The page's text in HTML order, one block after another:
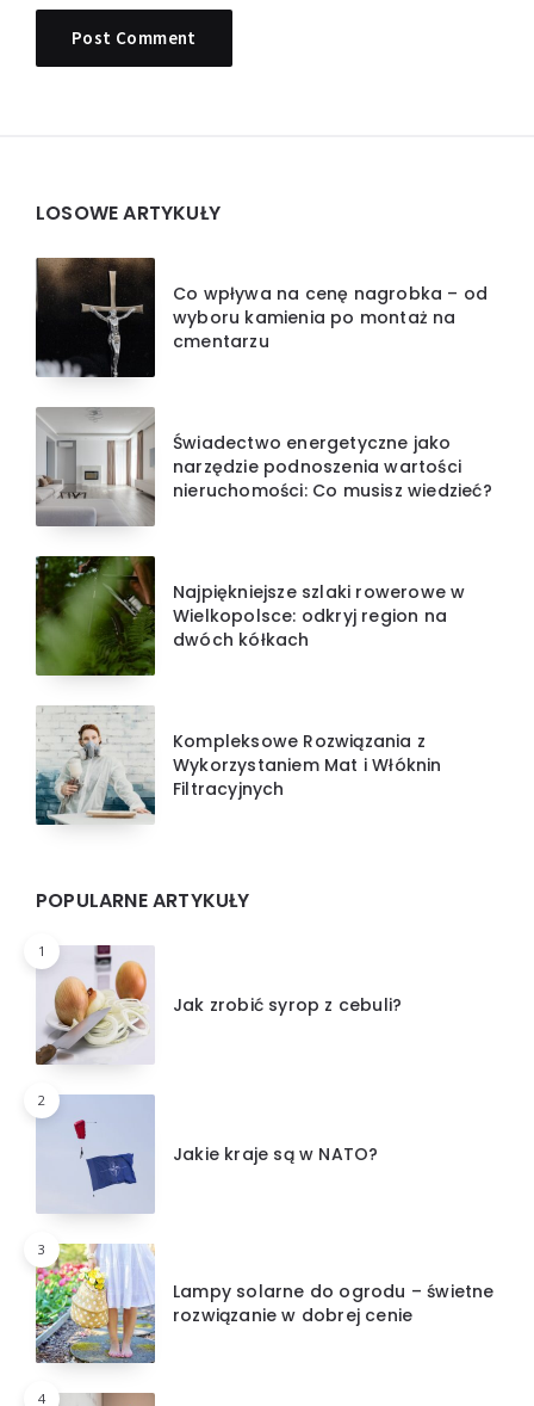
Widgets
LOSOWE ARTYKUŁY
Co wpływa na cenę nagrobka – od
wyboru kamienia po montaż na
cmentarzu
Świadectwo energetyczne jako
narzędzie podnoszenia wartości
nieruchomości: Co musisz wiedzieć?
Najpiękniejsze szlaki rowerowe w
Wielkopolsce: odkryj region na
dwóch kółkach
Kompleksowe Rozwiązania z
Wykorzystaniem Mat i Włóknin
Filtracyjnych
POPULARNE ARTYKUŁY
1
Jak zrobić syrop z cebuli?
2
Jakie kraje są w NATO?
3
Lampy solarne do ogrodu – świetne
rozwiązanie w dobrej cenie
4